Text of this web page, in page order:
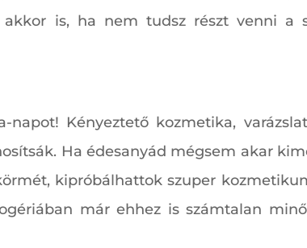
is, ha nem tudsz részt venni a
Kényeztető kozmetika,
Ha édesanyád mégsem akar
kipróbálhattok szuper
már ehhez is számtalan